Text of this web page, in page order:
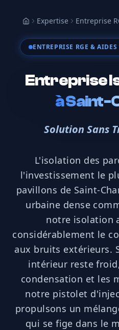
AccueilExpertise
ENTREPRISE RGE & AIDES
Entreprise
àSaint-
Solution Sans
L'isolation des
l'investissement le
pavillons de Saint-
urbaine dense
notre isolation
considérablement le
aux bruits extérieurs.
intérieur reste
condensation et les
notre pistolet
propulsons un
qui se fige dans le